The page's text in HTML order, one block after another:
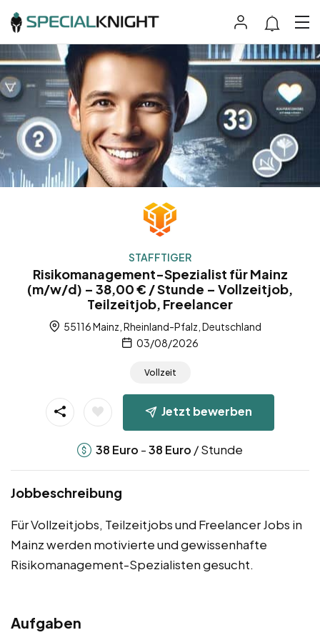
STAFFTIGER
Risikomanagement-Spezialist für Mainz
(m/w/d) – 38,00 € / Stunde – Vollzeitjob,
Teilzeitjob, Freelancer
55116 Mainz, Rheinland-Pfalz, Deutschland
03/08/2026
Vollzeit
Jetzt bewerben
38 Euro -38 Euro / Stunde
Jobbeschreibung
Für Vollzeitjobs, Teilzeitjobs und Freelancer Jobs in
Mainz werden motivierte und gewissenhafte
Risikomanagement-Spezialisten gesucht.
Aufgaben